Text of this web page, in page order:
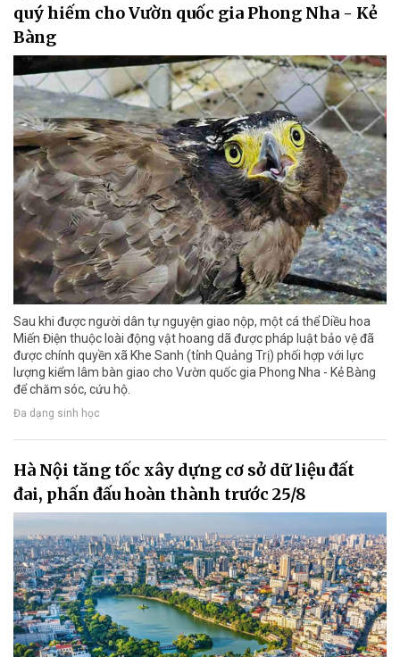
quý hiếm cho Vườn quốc gia Phong Nha - Kẻ
Bàng
Sau khi được người dân tự nguyện giao nộp, một cá thể Diều hoa
Miến Điện thuộc loài động vật hoang dã được pháp luật bảo vệ đã
được chính quyền xã Khe Sanh (tỉnh Quảng Trị) phối hợp với lực
lượng kiểm lâm bàn giao cho Vườn quốc gia Phong Nha - Kẻ Bàng
để chăm sóc, cứu hộ.
Đa dạng sinh học
Hà Nội tăng tốc xây dựng cơ sở dữ liệu đất
đai, phấn đấu hoàn thành trước 25/8